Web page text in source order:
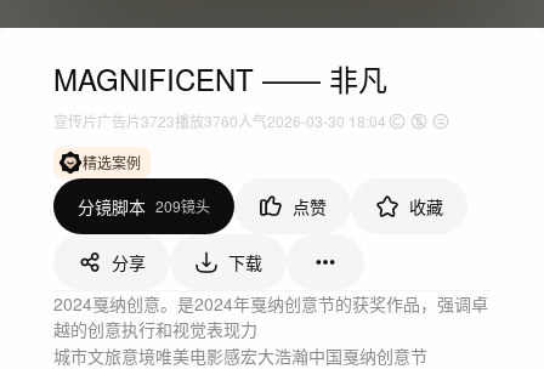
MAGNIFICENT —— 非凡
宣传片广告片3723播放3760人气2026-03-30 18:04
精选案例
分镜脚本 209镜头 点赞 收藏
分享
下载
2024戛纳创意。是2024年戛纳创意节的获奖作品，强调卓
越的创意执行和视觉表现力
城市文旅意境唯美电影感宏大浩瀚中国戛纳创意节